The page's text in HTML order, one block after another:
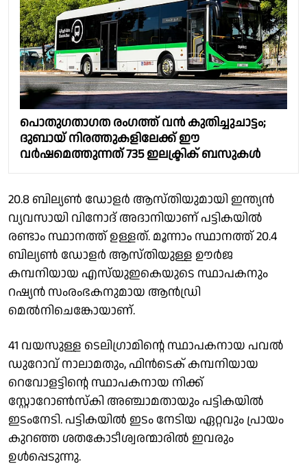
പൊതുഗതാഗത രംഗത്ത് വൻ കുതിച്ചുചാട്ടം;
ദുബായ് നിരത്തുകളിലേക്ക് ഈ
വർഷമെത്തുന്നത് 735 ഇലക്ട്രിക് ബസുകൾ
20.8 ബില്യൺ ഡോളർ ആസ്തിയുമായി ഇന്ത്യൻ
വ്യവസായി വിനോദ് അദാനിയാണ് പട്ടികയിൽ
രണ്ടാം സ്ഥാനത്ത് ഉള്ളത്. മൂന്നാം സ്ഥാനത്ത് 20.4
ബില്യൺ ഡോളർ ആസ്തിയുള്ള ഊർജ
കമ്പനിയായ എസ്‌യുഇകെയുടെ സ്ഥാപകനും
റഷ്യൻ സംരംഭകനുമായ ആൻഡ്രി
മെൽനിചെങ്കോയാണ്.
41 വയസുള്ള ടെലിഗ്രാമിൻ്റെ സ്ഥാപകനായ പവൽ
ഡുറോവ് നാലാമതും, ഫിൻടെക് കമ്പനിയായ
റെവോളട്ടിൻ്റെ സ്ഥാപകനായ നിക്ക്
സ്റ്റോറോൺസ്കി അഞ്ചാമതായും പട്ടികയിൽ
ഇടംനേടി. പട്ടികയിൽ ഇടം നേടിയ ഏറ്റവും പ്രായം
കുറഞ്ഞ ശതകോടീശ്വരന്മാരിൽ ഇവരും
ഉൾപ്പെടുന്നു.